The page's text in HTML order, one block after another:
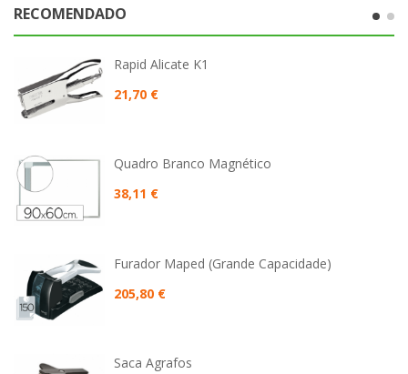
RECOMENDADO
Rapid Alicate K1
21,70 €
Quadro Branco Magnético
38,11 €
Furador Maped (grande Capacidade)
205,80 €
Saca Agrafos